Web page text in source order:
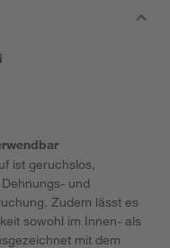
ist geruchslos,
und
Zudem lässt es
sowohl im Innen- als
mit dem